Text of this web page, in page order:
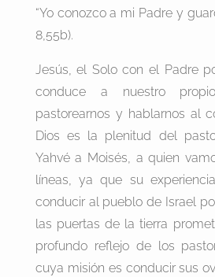
“Yo conozco a mi Padre y
8,55b).
Jesús, el Solo con el Padre
conduce a nuestro
pastorearnos y hablarnos al
Dios es la plenitud del
Yahvé a Moisés, a quien
líneas, ya que su
conducir al pueblo de Israel
las puertas de la tierra
profundo reflejo de los
cuya misión es conducir sus